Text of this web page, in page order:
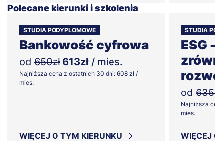
Polecane kierunki i szkolenia
STUDIA PODYPLOMOWE
Bankowość cyfrowa
od 650zł 613zł / mies.
Najniższa cena z ostatnich 30 dni: 608 zł /
mies.
WIĘCEJ O TYM KIERUNKU
STUDIA
ESG
od 635zł
Najniższa
mies.
WIĘCEJ